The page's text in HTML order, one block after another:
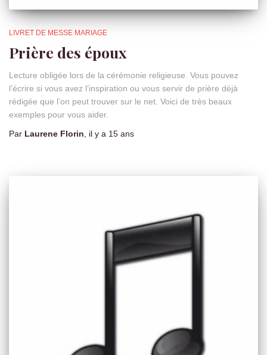
LIVRET DE MESSE MARIAGE
Prière des époux
Lecture obligée lors de la cérémonie religieuse. Vous pouvez
l’écrire si vous avez l’inspiration ou vous servir de prière déjà
rédigée que l’on peut trouver sur le net. Voici de très beaux
exemples pour vous aider.
Par Laurene Florin , il y a 15 ans